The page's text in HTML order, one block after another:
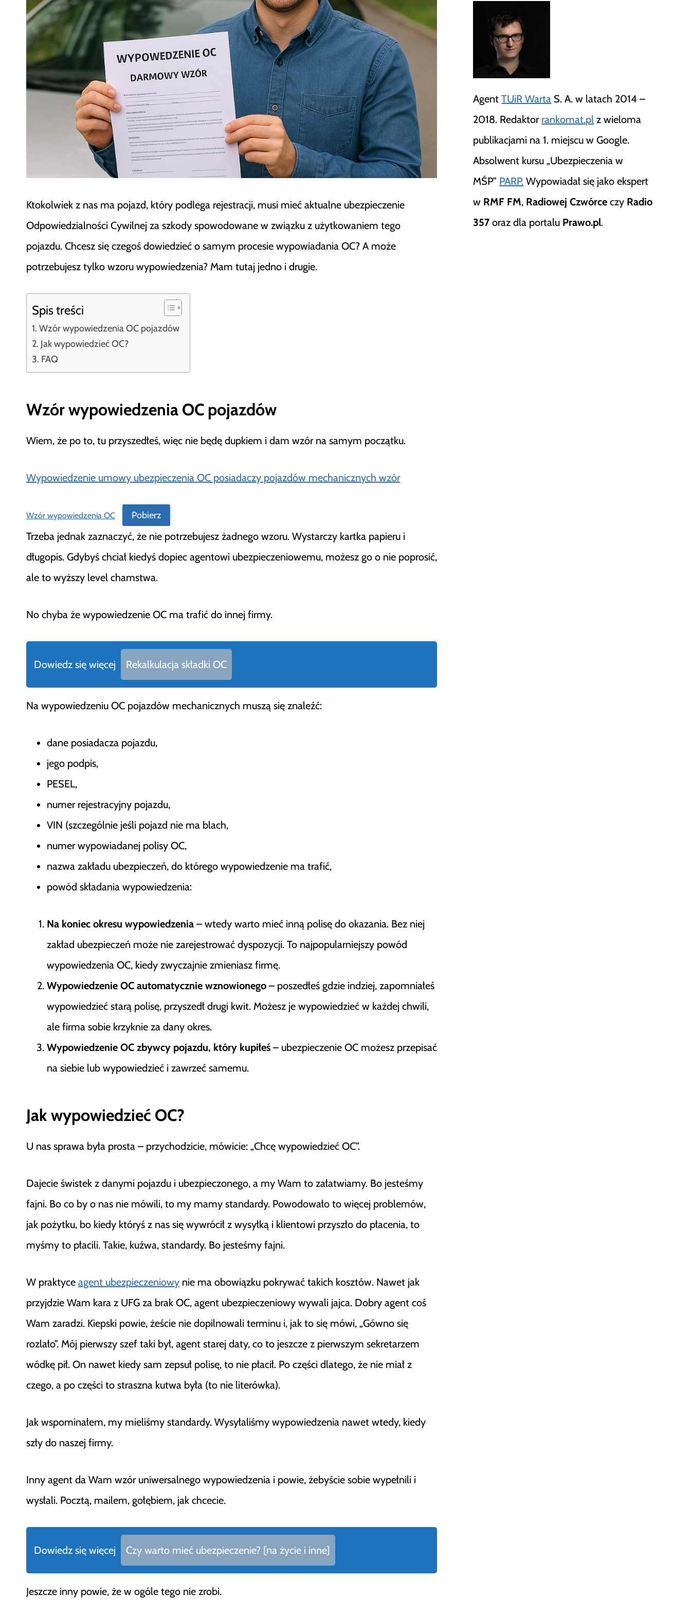
Ktokolwiek z nas ma pojazd, który podlega rejestracji, musi mieć aktualne ubezpieczenie
Odpowiedzialności Cywilnej za szkody spowodowane w związku z użytkowaniem tego
pojazdu. Chcesz się czegoś dowiedzieć o samym procesie wypowiadania OC? A może
potrzebujesz tylko wzoru wypowiedzenia? Mam tutaj jedno i drugie.
Spis treści
Wzór wypowiedzenia OC pojazdów
Jak wypowiedzieć OC?
FAQ
Wzór wypowiedzenia OC pojazdów
Wiem, że po to, tu przyszedłeś, więc nie będę dupkiem i dam wzór na samym początku.
Wypowiedzenie umowy ubezpieczenia OC posiadaczy pojazdów mechanicznych wzór
Wzór wypowiedzenia OC Pobierz
Trzeba jednak zaznaczyć, że nie potrzebujesz żadnego wzoru. Wystarczy kartka papieru i
długopis. Gdybyś chciał kiedyś dopiec agentowi ubezpieczeniowemu, możesz go o nie poprosić,
ale to wyższy level chamstwa.
No chyba że wypowiedzenie OC ma trafić do innej firmy.
Dowiedz się więcej Rekalkulacja składki OC
Na wypowiedzeniu OC pojazdów mechanicznych muszą się znaleźć:
dane posiadacza pojazdu,
jego podpis,
PESEL,
numer rejestracyjny pojazdu,
VIN (szczególnie jeśli pojazd nie ma blach,
numer wypowiadanej polisy OC,
nazwa zakładu ubezpieczeń, do którego wypowiedzenie ma trafić,
powód składania wypowiedzenia:
Na koniec okresu wypowiedzenia – wtedy warto mieć inną polisę do okazania. Bez niej
zakład ubezpieczeń może nie zarejestrować dyspozycji. To najpopularniejszy powód
wypowiedzenia OC, kiedy zwyczajnie zmieniasz firmę.
Wypowiedzenie OC automatycznie wznowionego – poszedłeś gdzie indziej, zapomniałeś
wypowiedzieć starą polisę, przyszedł drugi kwit. Możesz je wypowiedzieć w każdej chwili,
ale firma sobie krzyknie za dany okres.
Wypowiedzenie OC zbywcy pojazdu, który kupiłeś – ubezpieczenie OC możesz przepisać
na siebie lub wypowiedzieć i zawrzeć samemu.
Jak wypowiedzieć OC?
U nas sprawa była prosta – przychodzicie, mówicie: „Chcę wypowiedzieć OC”.
Dajecie świstek z danymi pojazdu i ubezpieczonego, a my Wam to załatwiamy. Bo jesteśmy
fajni. Bo co by o nas nie mówili, to my mamy standardy. Powodowało to więcej problemów,
jak pożytku, bo kiedy któryś z nas się wywrócił z wysyłką i klientowi przyszło do płacenia, to
myśmy to płacili. Takie, kuźwa, standardy. Bo jesteśmy fajni.
W praktyce agent ubezpieczeniowy nie ma obowiązku pokrywać takich kosztów. Nawet jak
przyjdzie Wam kara z UFG za brak OC, agent ubezpieczeniowy wywali jajca. Dobry agent coś
Wam zaradzi. Kiepski powie, żeście nie dopilnowali terminu i, jak to się mówi, „Gówno się
rozlało”. Mój pierwszy szef taki był, agent starej daty, co to jeszcze z pierwszym sekretarzem
wódkę pił. On nawet kiedy sam zepsuł polisę, to nie płacił. Po części dlatego, że nie miał z
czego, a po części to straszna kutwa była (to nie literówka).
Jak wspominałem, my mieliśmy standardy. Wysyłaliśmy wypowiedzenia nawet wtedy, kiedy
szły do naszej firmy.
Inny agent da Wam wzór uniwersalnego wypowiedzenia i powie, żebyście sobie wypełnili i
wysłali. Pocztą, mailem, gołębiem, jak chcecie.
Dowiedz się więcej Czy warto mieć ubezpieczenie? [na życie i inne]
Jeszcze inny powie, że w ogóle tego nie zrobi.
AgentTUiR Warta S. A. w latach 2014 –
2018. Redaktor rankomat.pl z wieloma
publikacjami na 1. miejscu w Google.
Absolwent kursu „Ubezpieczenia w
MŚP” PARP. Wypowiadał się jako ekspert
w RMF FM, Radiowej Czwórce czy Radio
357 oraz dla portalu Prawo.pl.